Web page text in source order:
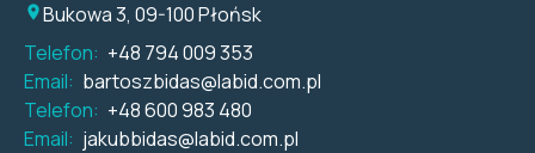
Bukowa 3, 09-100 Płońsk
Telefon: +48 794 009 353
Email: bartoszbidas@labid.com.pl
Telefon: +48 600 983 480
Email: jakubbidas@labid.com.pl